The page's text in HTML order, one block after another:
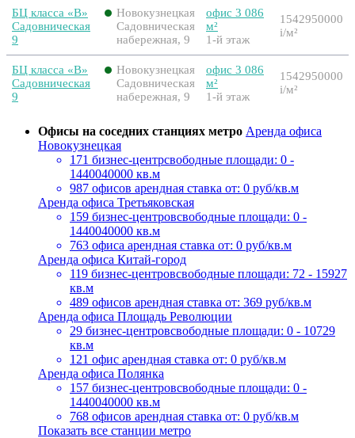
БЦ класса «B»
Садовническая
9
Новокузнецкая
Садовническая
набережная, 9
офис 3 086
м²
1-й этаж
1542950000
i/м²
БЦ класса «B»
Садовническая
9
Новокузнецкая
Садовническая
набережная, 9
офис 3 086
м²
1-й этаж
1542950000
i/м²
Офисы на соседних станциях метро Аренда офиса
Новокузнецкая
171 бизнес-центрсвободные площади: 0 -
1440040000 кв.м
987 офисов арендная ставка от: 0 руб/кв.м
Аренда офиса Третьяковская
159 бизнес-центровсвободные площади: 0 -
1440040000 кв.м
763 офиса арендная ставка от: 0 руб/кв.м
Аренда офиса Китай-город
119 бизнес-центровсвободные площади: 72 - 15927
кв.м
489 офисов арендная ставка от: 369 руб/кв.м
Аренда офиса Площадь Революции
29 бизнес-центровсвободные площади: 0 - 10729
кв.м
121 офис арендная ставка от: 0 руб/кв.м
Аренда офиса Полянка
157 бизнес-центровсвободные площади: 0 -
1440040000 кв.м
768 офисов арендная ставка от: 0 руб/кв.м
Показать все станции метро